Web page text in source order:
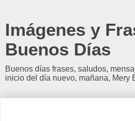
Imágenes y
Buenos Días
Buenos días frases, saludos,
inicio del día nuevo, mañana, Mery